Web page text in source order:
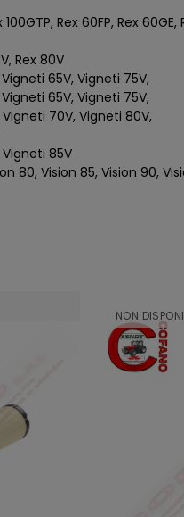
100GTP, Rex 60FP, Rex
Rex 80V
Vigneti 65V, Vigneti 75V,
Vigneti 65V, Vigneti 75V,
Vigneti 70V, Vigneti 80V,
85V
80, Vision 85, Vision 90,
NON